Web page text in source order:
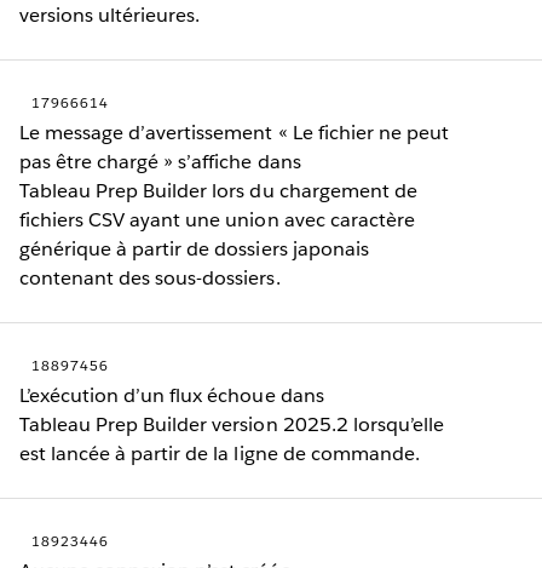
versions ultérieures.
17966614
Le message d’avertissement « Le fichier ne peut
pas être chargé » s’affiche dans
Tableau Prep Builder lors du chargement de
fichiers CSV ayant une union avec caractère
générique à partir de dossiers japonais
contenant des sous-dossiers.
18897456
L’exécution d’un flux échoue dans
Tableau Prep Builder version 2025.2 lorsqu’elle
est lancée à partir de la ligne de commande.
18923446